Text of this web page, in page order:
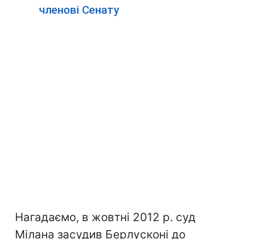
членові Сенату
Нагадаємо, в жовтні 2012 р. суд
Мілана засудив Берлусконі до